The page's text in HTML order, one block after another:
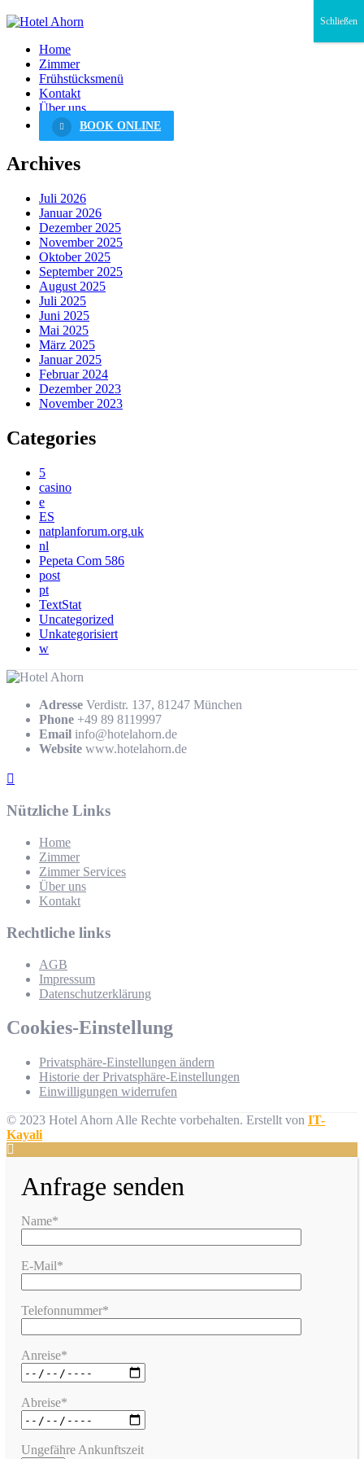
Home
Zimmer
Frühstücksmenü
Kontakt
Über uns
BOOK ONLINE
Archives
Juli 2026
Januar 2026
Dezember 2025
November 2025
Oktober 2025
September 2025
August 2025
Juli 2025
Juni 2025
Mai 2025
März 2025
Januar 2025
Februar 2024
Dezember 2023
November 2023
Categories
5
casino
e
ES
natplanforum.org.uk
nl
Pepeta Com 586
post
pt
TextStat
Uncategorized
Unkategorisiert
w
Adresse Verdistr. 137, 81247 München
Phone +49 89 8119997
Email info@hotelahorn.de
Website www.hotelahorn.de
Nützliche Links
Home
Zimmer
Zimmer Services
Über uns
Kontakt
Rechtliche links
AGB
Impressum
Datenschutzerklärung
Cookies-Einstellung
Privatsphäre-Einstellungen ändern
Historie der Privatsphäre-Einstellungen
Einwilligungen widerrufen
© 2023 Hotel Ahorn Alle Rechte vorbehalten. Erstellt von IT-
Kayali
Anfrage senden
Name*
E-Mail*
Telefonnummer*
Anreise*
Abreise*
Ungefähre Ankunftszeit
Schließen